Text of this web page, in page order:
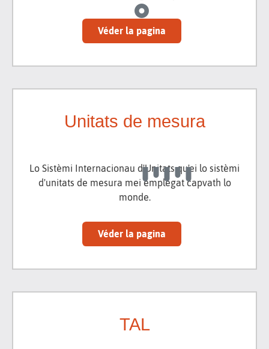
Véder la pagina
Unitats de mesura
Lo Sistèmi Internacionau d'Unitats qu'ei lo sistèmi
d'unitats de mesura mei emplegat capvath lo
monde.
Véder la pagina
TAL